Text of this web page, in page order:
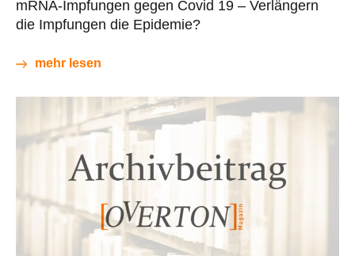
mRNA-Impfungen gegen Covid 19 – Verlängern
die Impfungen die Epidemie?
mehr lesen